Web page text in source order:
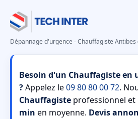
Dépannage d'urgence - Chauffagiste Antibes
Besoin d'un Chauffagiste en
?Appelez le09 80 80 00 72.
Chauffagiste professionnel
min en moyenne. Devis